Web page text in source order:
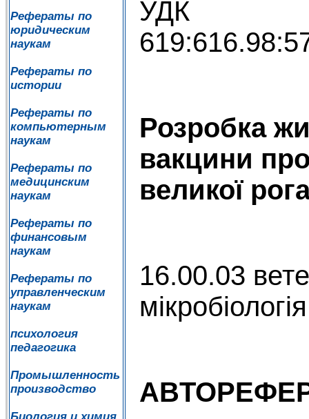
Рефераты по
юридическим
наукам
Рефераты по
истории
Рефераты по
компьютерным
наукам
Рефераты по
медицинским
наукам
Рефераты по
финансовым
наукам
Рефераты по
управленческим
наукам
психология
педагогика
Промышленность
производство
УДК
Розробка
вакцини
великої
16.00.03